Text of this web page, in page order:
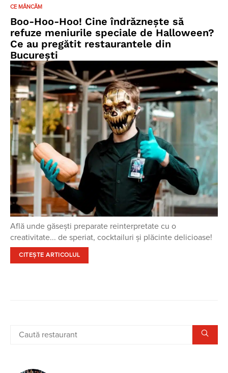
CE MÂNCĂM
Boo-Hoo-Hoo! Cine îndrăznește să
refuze meniurile speciale de Halloween?
Ce au pregătit restaurantele din
București
Află unde găsești preparate reinterpretate cu o
creativitate... de speriat, cocktailuri și plăcinte delicioase!
CITEȘTE ARTICOLUL